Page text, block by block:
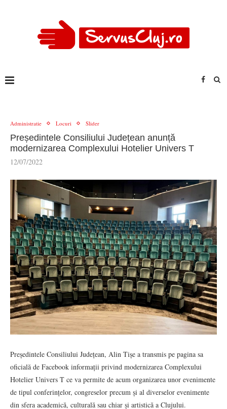
Administratie Locuri Slider
Președintele Consiliului Județean anunță
modernizarea Complexului Hotelier Univers T
12/07/2022
Președintele Consiliului Județean, Alin Tișe a transmis pe pagina sa
oficială de Facebook informații privind modernizarea Complexului
Hotelier Univers T ce va permite de acum organizarea unor evenimente
de tipul conferințelor, congreselor precum și al diverselor evenimente
din sfera academică, culturală sau chiar și artistică a Clujului.